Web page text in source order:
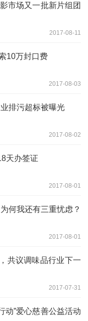
市场又一批新片组团
2017-08-11
10万封口费
2017-08-03
排污超标被曝光
2017-08-02
天办签证
2017-08-01
何我还有三重忧虑？
2017-08-01
共议调味品行业下一
2017-07-31
动”爱心慈善公益活动